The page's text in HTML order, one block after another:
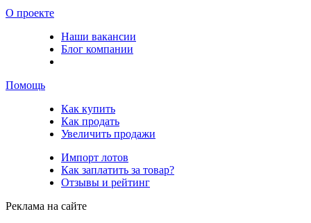
О проекте
Наши вакансии
Блог компании
Помощь
Как купить
Как продать
Увеличить продажи
Импорт лотов
Как заплатить за товар?
Отзывы и рейтинг
Реклама на сайте